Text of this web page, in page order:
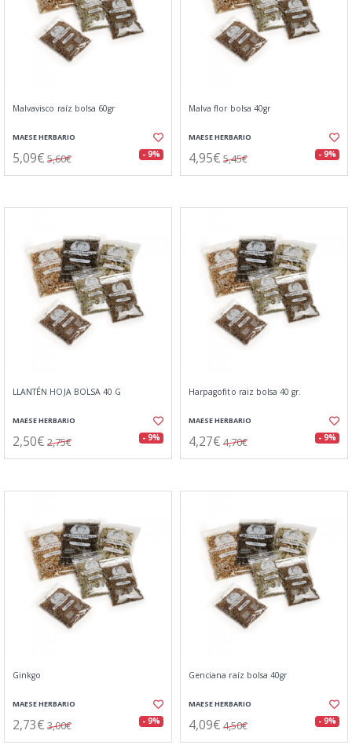
Malvavisco raíz bolsa 60gr
MAESE HERBARIO
5,09€ 5,60€ - 9%
Malva flor bolsa 40gr
MAESE HERBARIO
4,95€ 5,45€ - 9%
LLANTÉN HOJA BOLSA 40 G
MAESE HERBARIO
2,50€ 2,75€ - 9%
Harpagofito raiz bolsa 40 gr.
MAESE HERBARIO
4,27€ 4,70€ - 9%
Ginkgo
MAESE HERBARIO
2,73€ 3,00€ - 9%
Genciana raíz bolsa 40gr
MAESE HERBARIO
4,09€ 4,50€ - 9%